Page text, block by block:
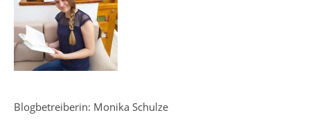
Blogbetreiberin: Monika Schulze